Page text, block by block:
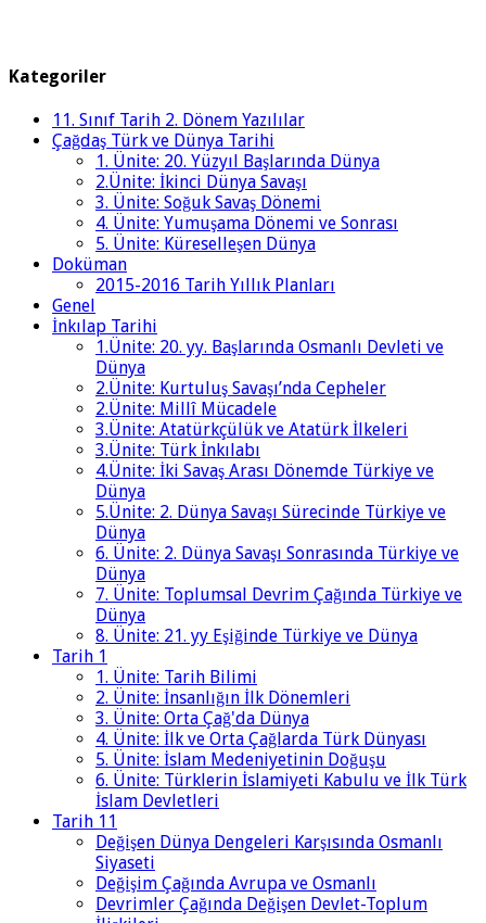
Kategoriler
11. Sınıf Tarih 2. Dönem Yazılılar
Çağdaş Türk ve Dünya Tarihi
1. Ünite: 20. Yüzyıl Başlarında Dünya
2.Ünite: İkinci Dünya Savaşı
3. Ünite: Soğuk Savaş Dönemi
4. Ünite: Yumuşama Dönemi ve Sonrası
5. Ünite: Küreselleşen Dünya
Doküman
2015-2016 Tarih Yıllık Planları
Genel
İnkılap Tarihi
1.Ünite: 20. yy. Başlarında Osmanlı Devleti ve
Dünya
2.Ünite: Kurtuluş Savaşı’nda Cepheler
2.Ünite: Millî Mücadele
3.Ünite: Atatürkçülük ve Atatürk İlkeleri
3.Ünite: Türk İnkılabı
4.Ünite: İki Savaş Arası Dönemde Türkiye ve
Dünya
5.Ünite: 2. Dünya Savaşı Sürecinde Türkiye ve
Dünya
6. Ünite: 2. Dünya Savaşı Sonrasında Türkiye ve
Dünya
7. Ünite: Toplumsal Devrim Çağında Türkiye ve
Dünya
8. Ünite: 21. yy Eşiğinde Türkiye ve Dünya
Tarih 1
1. Ünite: Tarih Bilimi
2. Ünite: İnsanlığın İlk Dönemleri
3. Ünite: Orta Çağ'da Dünya
4. Ünite: İlk ve Orta Çağlarda Türk Dünyası
5. Ünite: İslam Medeniyetinin Doğuşu
6. Ünite: Türklerin İslamiyeti Kabulu ve İlk Türk
İslam Devletleri
Tarih 11
Değişen Dünya Dengeleri Karşısında Osmanlı
Siyaseti
Değişim Çağında Avrupa ve Osmanlı
Devrimler Çağında Değişen Devlet-Toplum